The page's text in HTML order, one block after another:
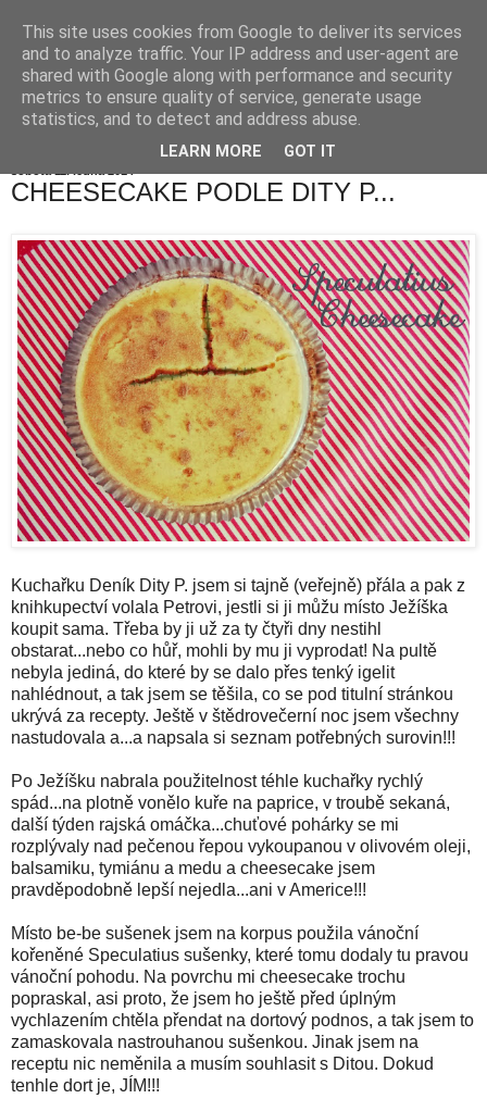
CHEESECAKE PODLE DITY P...
Kuchařku Deník Dity P. jsem si tajně (veřejně) přála a pak z
knihkupectví volala Petrovi, jestli si ji můžu místo Ježíška
koupit sama. Třeba by ji už za ty čtyři dny nestihl
obstarat...nebo co hůř, mohli by mu ji vyprodat! Na pultě
nebyla jediná, do které by se dalo přes tenký igelit
nahlédnout, a tak jsem se těšila, co se pod titulní stránkou
ukrývá za recepty. Ještě v štědrovečerní noc jsem všechny
nastudovala a...a napsala si seznam potřebných surovin!!!
Po Ježíšku nabrala použitelnost téhle kuchařky rychlý
spád...na plotně vonělo kuře na paprice, v troubě sekaná,
další týden rajská omáčka...chuťové pohárky se mi
rozplývaly nad pečenou řepou vykoupanou v olivovém oleji,
balsamiku, tymiánu a medu a cheesecake jsem
pravděpodobně lepší nejedla...ani v Americe!!!
Místo be-be sušenek jsem na korpus použila vánoční
kořeněné Speculatius sušenky, které tomu dodaly tu pravou
vánoční pohodu. Na povrchu mi cheesecake trochu
popraskal, asi proto, že jsem ho ještě před úplným
vychlazením chtěla přendat na dortový podnos, a tak jsem to
zamaskovala nastrouhanou sušenkou. Jinak jsem na
receptu nic neměnila a musím souhlasit s Ditou. Dokud
tenhle dort je, JÍM!!!
This site uses cookies from Google to deliver its services
and to analyze traffic. Your IP address and user-agent are
shared with Google along with performance and security
metrics to ensure quality of service, generate usage
statistics, and to detect and address abuse.
LEARN MORE GOT IT